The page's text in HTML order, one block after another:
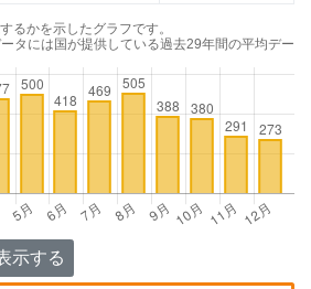
るかを示したグラフです。
タには国が提供している過去29年間の平均デー
示する